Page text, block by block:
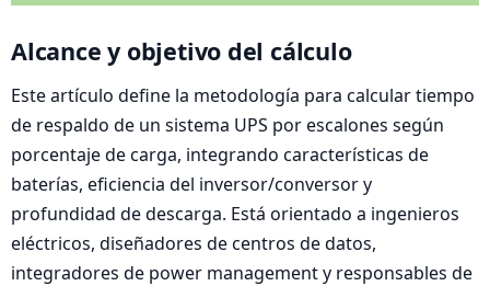
Alcance y objetivo del cálculo
Este artículo define la metodología para calcular tiempo
de respaldo de un sistema UPS por escalones según
porcentaje de carga, integrando características de
baterías, eficiencia del inversor/conversor y
profundidad de descarga. Está orientado a ingenieros
eléctricos, diseñadores de centros de datos,
integradores de power management y responsables de